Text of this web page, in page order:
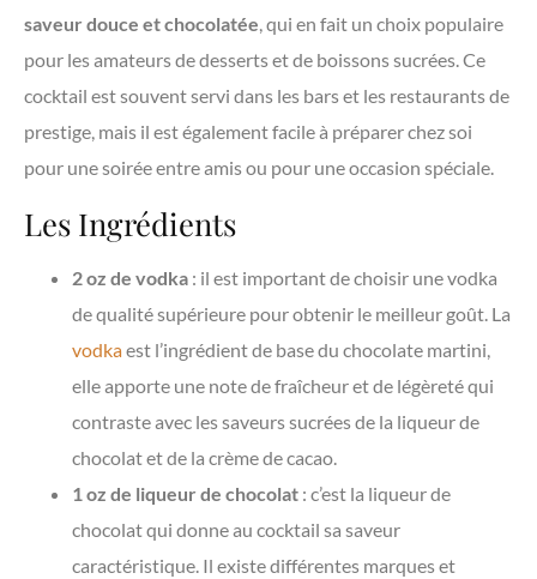
saveur douce et chocolatée, qui en fait un choix populaire
pour les amateurs de desserts et de boissons sucrées. Ce
cocktail est souvent servi dans les bars et les restaurants de
prestige, mais il est également facile à préparer chez soi
pour une soirée entre amis ou pour une occasion spéciale.
Les Ingrédients
2 oz de vodka : il est important de choisir une vodka
de qualité supérieure pour obtenir le meilleur goût. La
vodkaest l’ingrédient de base du chocolate martini,
elle apporte une note de fraîcheur et de légèreté qui
contraste avec les saveurs sucrées de la liqueur de
chocolat et de la crème de cacao.
1 oz de liqueur de chocolat : c’est la liqueur de
chocolat qui donne au cocktail sa saveur
caractéristique. Il existe différentes marques et